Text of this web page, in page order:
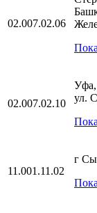
02.007.02.06
02.007.02.10
Уфа,
ул.
11.001.11.02
г